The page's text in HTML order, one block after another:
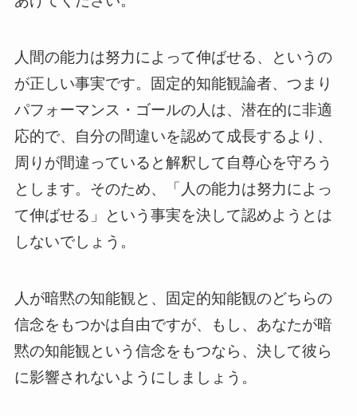
人間の能力は努力によって伸ばせる、というの
が正しい事実です。固定的知能観論者、つまり
パフォーマンス・ゴールの人は、潜在的に非適
応的で、自分の間違いを認めて成長するより、
周りが間違っていると解釈して自尊心を守ろう
とします。そのため、「人の能力は努力によっ
て伸ばせる」という事実を決して認めようとは
しないでしょう。
人が暗黙の知能観と、固定的知能観のどちらの
信念をもつかは自由ですが、もし、あなたが暗
黙の知能観という信念をもつなら、決して彼ら
に影響されないようにしましょう。